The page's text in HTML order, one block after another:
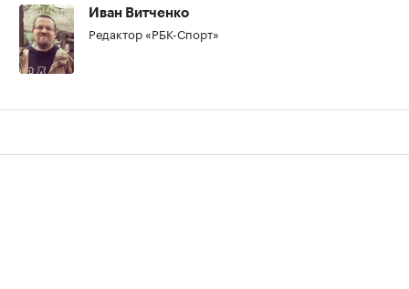
Иван Витченко
Редактор «РБК-Спорт»